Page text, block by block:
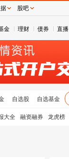
金 理财 债券 直播
自选股 自选基金
大全 融资融券 龙虎榜
股吧